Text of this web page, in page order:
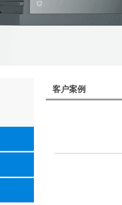
客户案例